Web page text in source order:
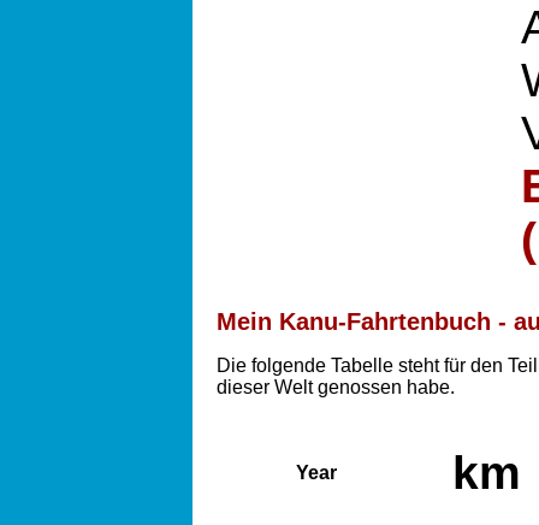
Mein Kanu-Fahrtenbuch -
Die folgende Tabelle steht für den
dieser Welt genossen habe.
Year km